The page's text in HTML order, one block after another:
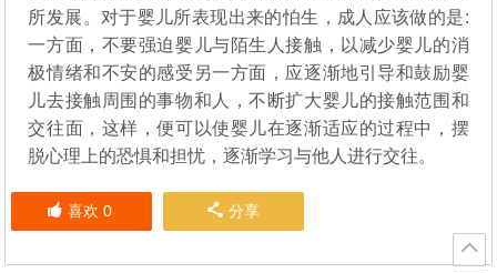
所发展。对于婴儿所表现出来的怕生，成人应该做的是:
一方面，不要强迫婴儿与陌生人接触，以减少婴儿的消
极情绪和不安的感受另一方面，应逐渐地引导和鼓励婴
儿去接触周围的事物和人，不断扩大婴儿的接触范围和
交往面，这样，便可以使婴儿在逐渐适应的过程中，摆
脱心理上的恐惧和担忧，逐渐学习与他人进行交往。
喜欢 0 分享